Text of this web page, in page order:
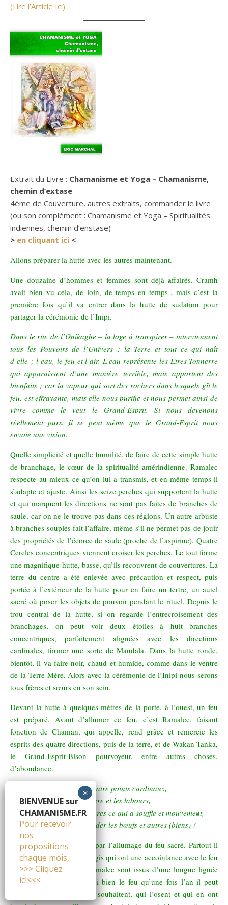
(Lire l’Article Ici)
Extrait du Livre : Chamanisme et Yoga – Chamanisme,
chemin d’extase
4ème de Couverture, autres extraits, commander le livre
(ou son complément : Chamanisme et Yoga – Spiritualités
indiennes, chemin d’enstase)
> en cliquant ici <
Allons préparer la hutte avec les autres maintenant.
Une douzaine d’hommes et femmes sont déjà affairés. Cramh
avait bien vu cela, de loin, de temps en temps
2
, mais c’est la
première fois qu’il va entrer dans la hutte de sudation pour
partager la cérémonie de l’Inipi.
Dans le rite de l’Onikaghe – la loge à transpirer – interviennent
tous les Pouvoirs de l’Univers : la Terre et tout ce qui naît
d’elle ; l’eau, le feu et l’air. L’eau représente les Etres-Tonnerre
qui apparaissent d’une manière terrible, mais apportent des
bienfaits ; car la vapeur qui sort des rochers dans lesquels gît le
feu, est effrayante, mais elle nous purifie et nous permet ainsi de
vivre comme le veut le Grand-Esprit. Si nous devenons
réellement purs, il se peut même que le Grand-Esprit nous
envoie une vision.
3
Quelle simplicité et quelle humilité, de faire de cette simple hutte
de branchage, le cœur de la spiritualité amérindienne. Ramalec
respecte au mieux ce qu’on lui a transmis, et en même temps il
s’adapte et ajuste. Ainsi les seize perches qui supportent la hutte
et qui marquent les directions ne sont pas faites de branches de
saule, car on ne le trouve pas dans ces régions. Un autre arbuste
à branches souples fait l’affaire, même s’il ne permet pas de jouir
des propriétés de l’écorce de saule (proche de l’aspirine). Quatre
Cercles concentriques viennent croiser les perches. Le tout forme
une magnifique hutte, basse, qu’ils recouvrent de couvertures. La
terre du centre a été enlevée avec précaution et respect, puis
portée à l’extérieur de la hutte pour en faire un tertre, un autel
sacré où poser les objets de pouvoir pendant le rituel. Depuis le
trou central de la hutte, si on regarde l’entrecroisement des
branchages, on peut voir deux étoiles à huit branches
concentriques, parfaitement alignées avec les directions
cardinales, former une sorte de Mandala. Dans la hutte ronde,
bientôt, il va faire noir, chaud et humide, comme dans le ventre
de la Terre-Mère. Alors avec la cérémonie de l’Inipi nous serons
tous frères et sœurs en son sein.
Devant la hutte à quelques mètres de la porte, à l’ouest, un feu
est préparé. Avant d’allumer ce feu, c’est Ramalec, faisant
fonction de Chaman, qui appelle, rend grâce et remercie les
esprits des quatre directions, puis de la terre, et de Wakan-Tanka,
le Grand-Esprit-Bison pourvoyeur, entre autres choses,
d’abondance.
La terre qui possède les quatre points cardinaux,
sur qui sont nés la nourriture et les labours,
qui porte de maintes manières ce qui a souffle et mouvement,
veuille la Terre nous accorder les bœufs et autres (biens) !
4
Le rituel commence alors par l’allumage du feu sacré. Partout il
est des Chamans et des Yogis qui ont une accointance avec le feu
sacré. Certains comme Ramalec sont issus d’une longue lignée
de Forgerons. Il connaît si bien le feu qu’une fois l’an il peut
accompagner ceux qui le souhaitent, qui l’osent et qui en ont
BIENVENUE sur
CHAMANISME.FR
Pour recevoir
nos
propositions
chaque mois,
>>> Cliquez
ici<<<